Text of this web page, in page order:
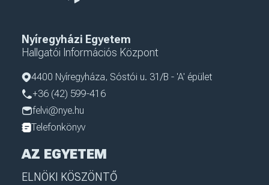
Nyíregyházi Egyetem
Hallgatói Információs Központ
4400 Nyíregyháza, Sóstói u. 31/B - 'A' épület
+36 (42) 599-416
felvi@nye.hu
Telefonkönyv
AZ EGYETEM
ELNÖKI KÖSZÖNTŐ